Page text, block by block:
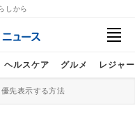
しから
ヘルスケア グルメ レジャー
先表示する方法